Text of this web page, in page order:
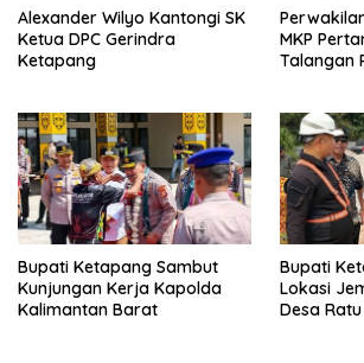
Alexander Wilyo Kantongi SK
Ketua DPC Gerindra
Ketapang
MKP
Talangan
Bupati Ketapang Sambut
Kunjungan Kerja Kapolda
Kalimantan Barat
Bupati
Lokasi
Desa